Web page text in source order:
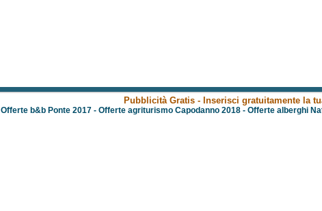
Pubblicità Gratis - Inserisci gratuitamente la
Offerte b&b Ponte 2017 - Offerte agriturismo Capodanno 2018 - Offerte alberghi